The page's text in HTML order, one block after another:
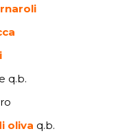
q.b.
oliva q.b.